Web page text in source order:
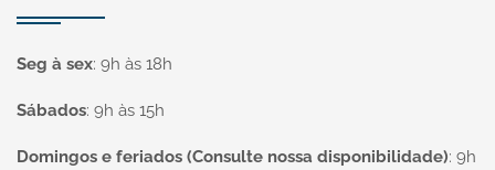
Seg à sex: 9h às 18h
Sábados: 9h às 15h
Domingos e feriados (Consulte nossa disponibilidade): 9h